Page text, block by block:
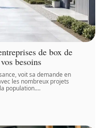
de box de
besoins
voit sa demande en
les nombreux projets
population.…